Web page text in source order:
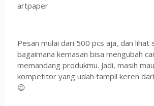
artpaper
Pesan mulai dari 500 pcs aja, dan lihat
bagaimana kemasan bisa mengubah
memandang produkmu. Jadi, masih
kompetitor yang udah tampil keren
😉